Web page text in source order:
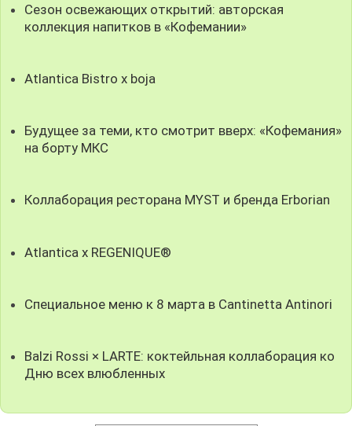
Сезон освежающих открытий: авторская
коллекция напитков в «Кофемании»
Atlantica Bistro x boja
Будущее за теми, кто смотрит вверх: «Кофемания»
на борту МКС
Коллаборация ресторана MYST и бренда Erborian
Atlantica x REGENIQUE®
Специальное меню к 8 марта в Cantinetta Antinori
Balzi Rossi × LARTE: коктейльная коллаборация ко
Дню всех влюбленных